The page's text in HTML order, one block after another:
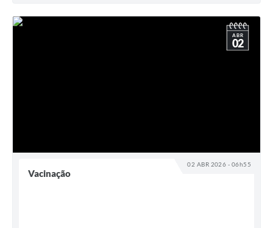
02 ABR 2026 - 06h55
ABR
02
Vacinação